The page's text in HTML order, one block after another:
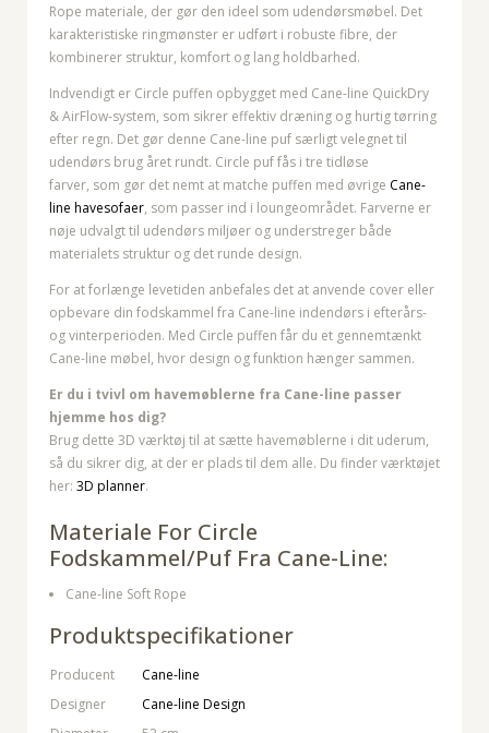
Rope materiale, der gør den ideel som udendørsmøbel. Det
karakteristiske ringmønster er udført i robuste fibre, der
kombinerer struktur, komfort og lang holdbarhed.
Indvendigt er Circle puffen opbygget med Cane-line QuickDry
& AirFlow-system, som sikrer effektiv dræning og hurtig tørring
efter regn. Det gør denne Cane-line puf særligt velegnet til
udendørs brug året rundt. Circle puf fås i tre tidløse
farver, som gør det nemt at matche puffen med øvrige Cane-
line havesofaer, som passer ind i loungeområdet. Farverne er
nøje udvalgt til udendørs miljøer og understreger både
materialets struktur og det runde design.
For at forlænge levetiden anbefales det at anvende cover eller
opbevare din fodskammel fra Cane-line indendørs i efterårs-
og vinterperioden. Med Circle puffen får du et gennemtænkt
Cane-line møbel, hvor design og funktion hænger sammen.
Er du i tvivl om havemøblerne fra Cane-line passer
hjemme hos dig?
Brug dette 3D værktøj til at sætte havemøblerne i dit uderum,
så du sikrer dig, at der er plads til dem alle. Du finder værktøjet
her: 3D planner.
Materiale For Circle
Fodskammel/puf Fra Cane-Line:
Cane-line Soft Rope
Produktspecifikationer
Producent
Cane-line
Designer
Cane-line Design